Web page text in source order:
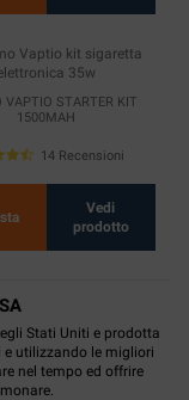
VAPTIO STARTER KIT
1500MAH
14 Recensioni
Vedi
prodotto
Stati Uniti e prodotta
utilizzando le migliori
nel tempo ed offrire